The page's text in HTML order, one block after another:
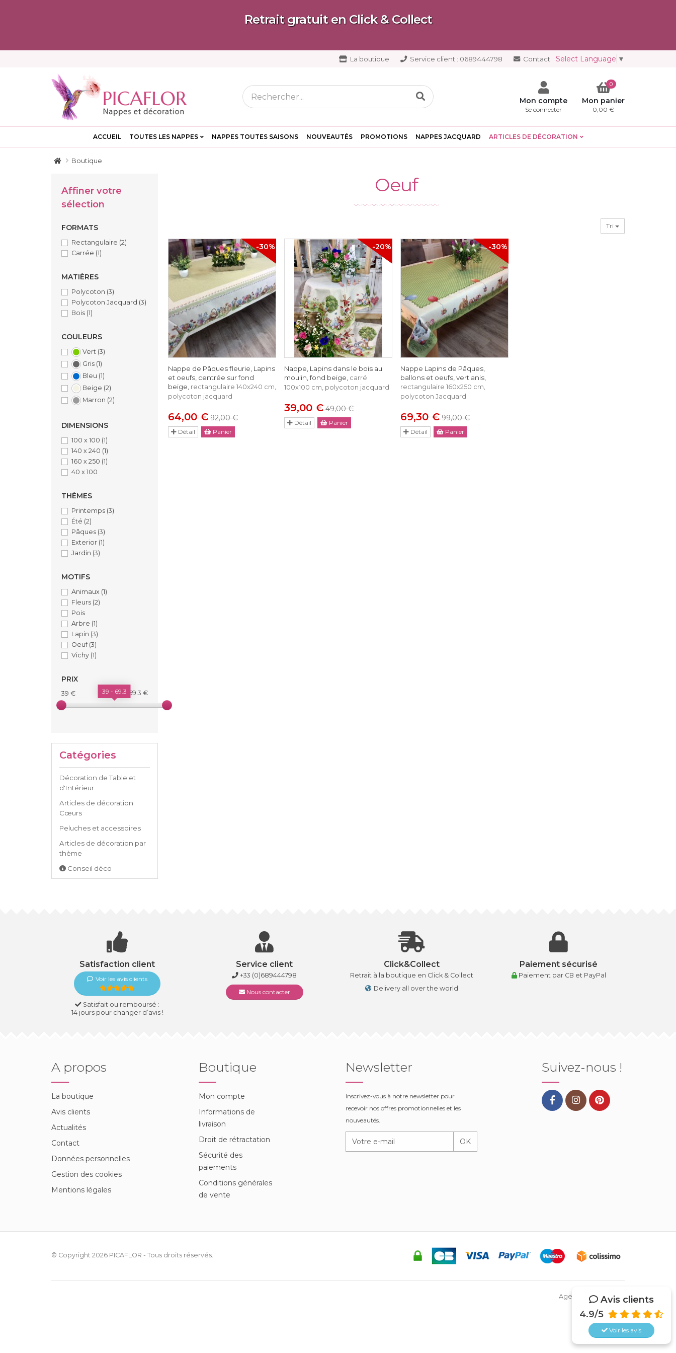
Retrait gratuit en Click & Collect
Select Language ▼
La boutique Service client : 0689444798 Contact
Mon compte
Se connecter
0
Mon panier
0,00 €
ACCUEIL TOUTES LES NAPPES NAPPES TOUTES SAISONS NOUVEAUTÉS PROMOTIONS NAPPES JACQUARD ARTICLES DE DÉCORATION
Boutique
Oeuf
Tri
-30%
Nappe de Pâques fleurie, Lapins
et oeufs, centrée sur fond
beige, rectangulaire 140x240 cm,
polycoton jacquard
64,00 € 92,00 €
Détail Panier
-20%
Nappe, Lapins dans le bois au
moulin, fond beige, carré
100x100 cm, polycoton jacquard
39,00 € 49,00 €
Détail Panier
-30%
Nappe Lapins de Pâques,
ballons et oeufs, vert anis,
rectangulaire 160x250 cm,
polycoton Jacquard
69,30 € 99,00 €
Détail Panier
Affiner votre
sélection
FORMATS
Rectangulaire (2)
Carrée (1)
MATIÈRES
Polycoton (3)
Polycoton Jacquard (3)
Bois (1)
COULEURS
Vert (3)
Gris (1)
Bleu (1)
Beige (2)
Marron (2)
DIMENSIONS
100 x 100 (1)
140 x 240 (1)
160 x 250 (1)
40 x 100
THÈMES
Printemps (3)
Été (2)
Pâques (3)
Exterior (1)
Jardin (3)
MOTIFS
Animaux (1)
Fleurs (2)
Pois
Arbre (1)
Lapin (3)
Oeuf (3)
Vichy (1)
PRIX
39 € 69.3 €
39 - 69.3
Catégories
Décoration de Table et
d'Intérieur
Articles de décoration
Cœurs
Peluches et accessoires
Articles de décoration par
thème
Conseil déco
Satisfaction client
Voir les avis clients
Satisfait ou remboursé :
14 jours pour changer d’avis !
Service client
+33 (0)689444798
Nous contacter
Click&Collect
Retrait à la boutique en Click & Collect
Delivery all over the world
Paiement sécurisé
Paiement par CB et PayPal
Avis clients
4.9/5
Voir les avis
A propos
La boutique
Avis clients
Actualités
Contact
Données personnelles
Gestion des cookies
Mentions légales
Boutique
Mon compte
Informations de
livraison
Droit de rétractation
Sécurité des
paiements
Conditions générales
de vente
Newsletter
Inscrivez-vous à notre newsletter pour
recevoir nos offres promotionnelles et les
nouveautés.
OK
Suivez-nous !
© Copyright 2026 PICAFLOR - Tous droits réservés.
Agence Web Netsys